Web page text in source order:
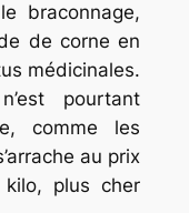
braconnage,
de corne en
médicinales.
pourtant
comme les
au prix
kilo, plus cher